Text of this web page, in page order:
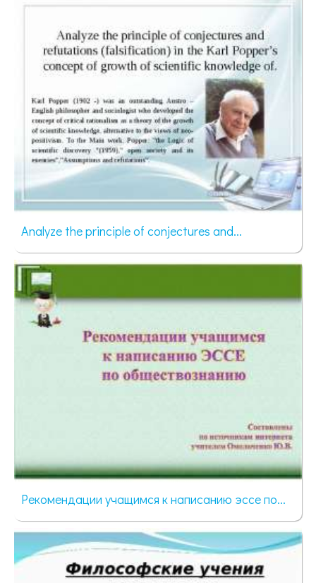
Analyze the principle of conjectures and...
107 просмотров
Рекомендации учащимся к написанию эссе по...